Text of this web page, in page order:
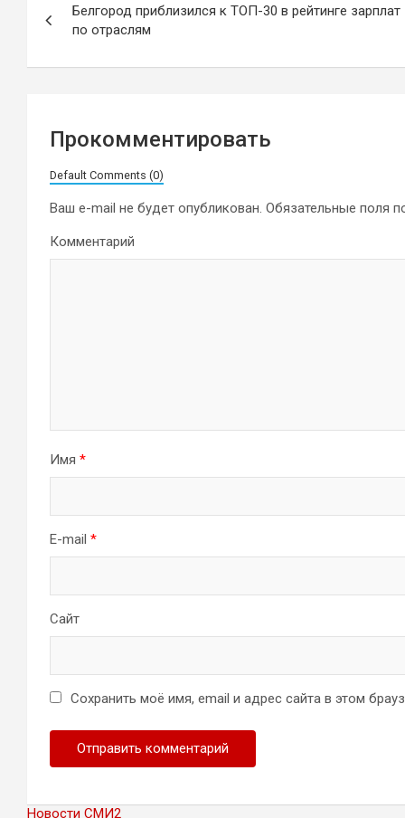
по
записям
Белгород приблизился к ТОП-30 в рейтинге зарплат
по отраслям
Прокомментировать
Default Comments (0)
Ваш e-mail не будет опубликован. Обязательные поля
Комментарий
Имя *
E-mail *
Сайт
Сохранить моё имя, email и адрес сайта в этом
Новости СМИ2